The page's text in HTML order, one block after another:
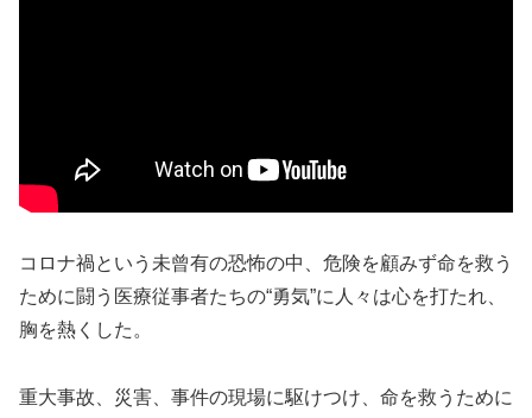
コロナ禍という未曾有の恐怖の中、危険を顧みず命を救う
ために闘う医療従事者たちの“勇気”に人々は心を打たれ、
胸を熱くした。
重大事故、災害、事件の現場に駆けつけ、命を救うために